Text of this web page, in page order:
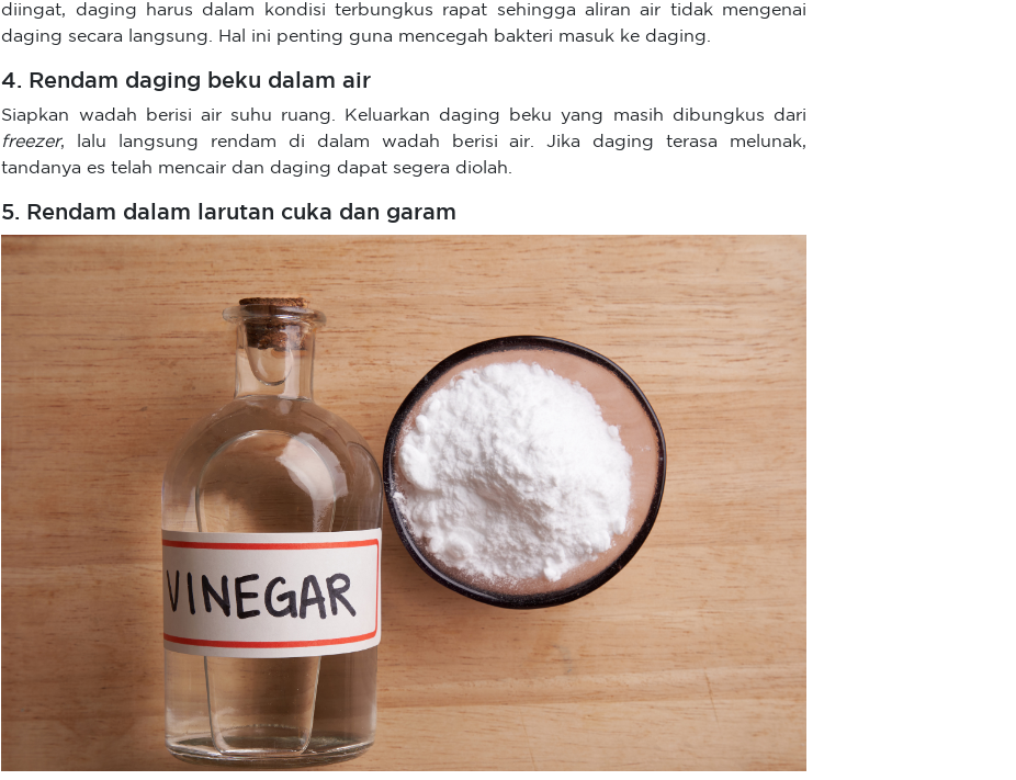
diingat, daging harus dalam kondisi terbungkus rapat sehingga aliran air tidak mengenai
daging secara langsung. Hal ini penting guna mencegah bakteri masuk ke daging.
4. Rendam daging beku dalam air
Siapkan wadah berisi air suhu ruang. Keluarkan daging beku yang masih dibungkus dari
freezer, lalu langsung rendam di dalam wadah berisi air. Jika daging terasa melunak,
tandanya es telah mencair dan daging dapat segera diolah.
5. Rendam dalam larutan cuka dan garam